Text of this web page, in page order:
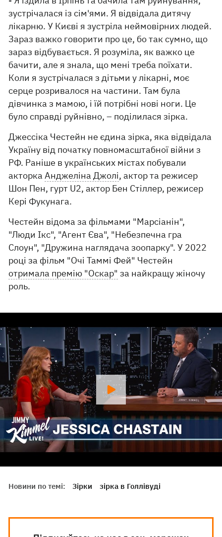
зустрічалася із сім'ями. Я відвідала дитячу
лікарню. У Києві я зустріла неймовірних людей.
Зараз важко говорити про це, бо так сумно, що
зараз відбувається. Я розуміла, як важко це
бачити, але я знала, що мені треба поїхати.
Коли я зустрічалася з дітьми у лікарні, моє
серце розривалося на частини. Там була
дівчинка з мамою, і їй потрібні нові ноги. Це
було справді руйнівно, – поділилася зірка.
Джессіка Честейн не єдина зірка, яка відвідала
Україну від початку повномасштабної війни з
РФ. Раніше в українських містах побували
акторкаАнджеліна Джолі, актор та режисер
Шон Пен, гурт U2, актор Бен Стіллер, режисер
Кері Фукунага.
Честейн відома за фільмами "Марсіанін",
"Люди Ікс", "Агент Єва", "Небезпечна гра
Слоун", "Дружина наглядача зоопарку". У 2022
році за фільм "Очі Таммі Фей" Честейн
отримала премію "Оскар" за найкращу жіночу
роль.
Новини по темі: Зірки зірка в Голлівуді